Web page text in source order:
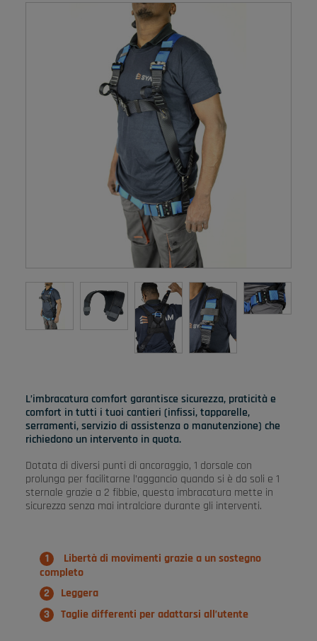
L’imbracatura comfort garantisce sicurezza, praticità e
comfort in tutti i tuoi cantieri (infissi, tapparelle,
serramenti, servizio di assistenza o manutenzione) che
richiedono un intervento in quota.
Dotata di diversi punti di ancoraggio, 1 dorsale con
prolunga per facilitarne l’aggancio quando si è da soli e 1
sternale grazie a 2 fibbie, questa imbracatura mette in
sicurezza senza mai intralciare durante gli interventi.
Libertà di movimenti grazie a un sostegno
completo
Leggera
Taglie differenti per adattarsi all’utente